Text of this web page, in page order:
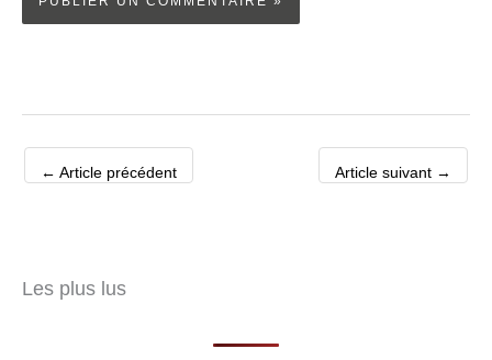
← Article précédent Article suivant →
Les plus lus